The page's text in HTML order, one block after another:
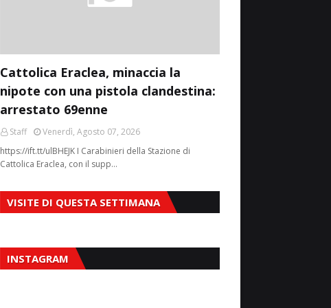
Cattolica Eraclea, minaccia la
nipote con una pistola clandestina:
arrestato 69enne
Staff
Venerdì, Agosto 07, 2026
https://ift.tt/ulBHEJK I Carabinieri della Stazione di
Cattolica Eraclea, con il supp…
VISITE DI QUESTA SETTIMANA
INSTAGRAM